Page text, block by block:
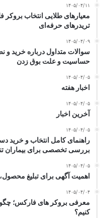
۱۴۰۵/۰۴/۱۱
تریدرهای حرفه‌ای
۱۴۰۵/۰۴/۰۹
سوالات متداول درباره خرید
حساسیت و علت بوق زدن
۱۴۰۵/۰۴/۰۵
اخبار هفته
۱۴۰۵/۰۴/۰۵
آخرین اخبار
۱۴۰۵/۰۴/۰۵
راهنمای کامل انتخاب و خرید
بررسی تخصصی برای بیماران
۱۴۰۵/۰۴/۰۵
اهمیت آگهی برای تبلیغ
۱۴۰۵/۰۴/۰۴
معرفی بروکر های فارکس؛
کنیم؟